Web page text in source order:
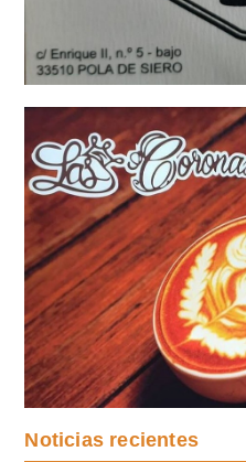
Noticias recientes